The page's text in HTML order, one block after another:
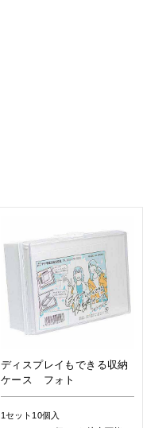
ディスプレイもできる収納
ケース フォト
1セット10個入